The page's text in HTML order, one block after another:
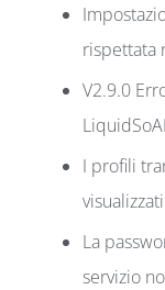
rispettata
V2.9.0
I profili
La
servizio